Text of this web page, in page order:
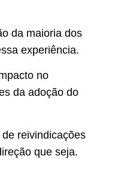
da maioria dos
experiência.
no
da adoção do
reivindicações
que seja.